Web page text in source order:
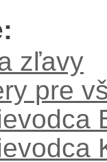
zľavy
pre